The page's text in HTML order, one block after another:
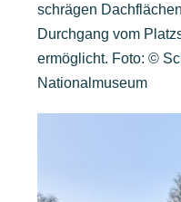
schrägen
Durchgang vom
ermöglicht. Foto: ©
Nationalmuseum